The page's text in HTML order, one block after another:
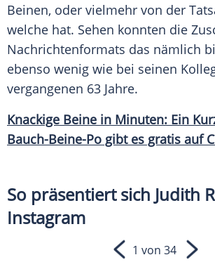
Beinen, oder vielmehr von der
welche hat. Sehen konnten die
Nachrichtenformats das nämlich
ebenso wenig wie bei seinen
vergangenen 63 Jahre.
Knackige Beine in Minuten: Ein
Bauch-Beine-Po gibt es gratis auf
So präsentiert sich Judith
Instagram
1 von 34